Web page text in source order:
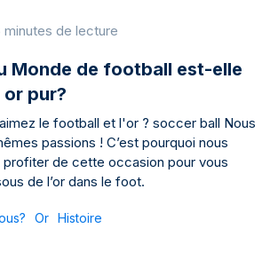
minutes de lecture
Monde de football est-elle
pur?
le football et l'or ? soccer ball Nous
passions ! C’est pourquoi nous
de cette occasion pour vous
de l’or dans le foot.
Or Histoire